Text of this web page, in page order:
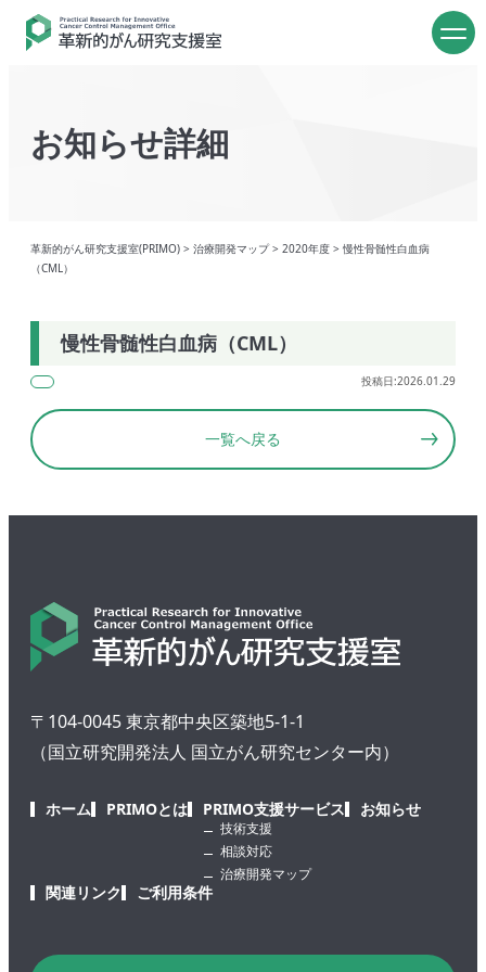
お知らせ詳細
革新的がん研究支援室(PRIMO) > 治療開発マップ> 2020年度 > 慢性骨髄性白血病
（CML）
慢性骨髄性白血病（CML）
投稿日:2026.01.29
一覧へ戻る
〒104-0045 東京都中央区築地5-1-1
（国立研究開発法人 国立がん研究センター内）
ホーム PRIMOとは PRIMO支援サービス
技術支援
相談対応
治療開発マップ
お知らせ
関連リンク ご利用条件